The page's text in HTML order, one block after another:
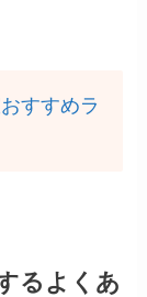
すすめラ
るよくあ